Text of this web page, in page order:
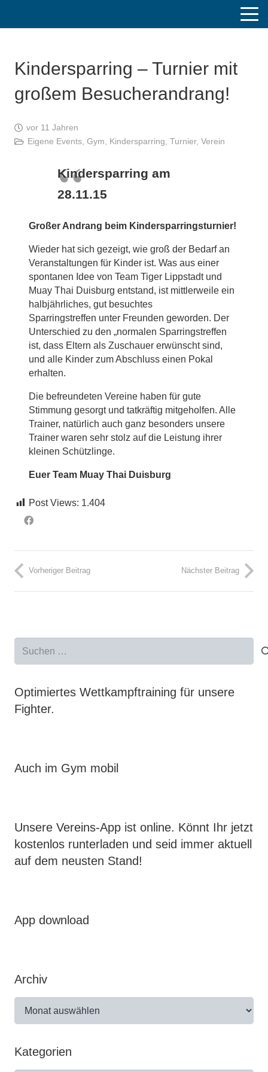
Kindersparring – Turnier mit
großem Besucherandrang!
vor 11 Jahren
Eigene Events, Gym Kindersparring Turnier, Verein
Kindersparring am
28.11.15
Großer Andrang beim Kindersparringsturnier!
Wieder hat sich gezeigt, wie groß der Bedarf an
Veranstaltungen für Kinder ist. Was aus einer
spontanen Idee von Team Tiger Lippstadt und
Muay Thai Duisburg entstand, ist mittlerweile ein
halbjährliches, gut besuchtes
Sparringstreffen unter Freunden geworden. Der
Unterschied zu den „normalen Sparringstreffen
ist, dass Eltern als Zuschauer erwünscht sind,
und alle Kinder zum Abschluss einen Pokal
erhalten.
Die befreundeten Vereine haben für gute
Stimmung gesorgt und tatkräftig mitgeholfen. Alle
Trainer, natürlich auch ganz besonders unsere
Trainer waren sehr stolz auf die Leistung ihrer
kleinen Schützlinge.
Euer Team Muay Thai Duisburg
Post Views: 1.404
Vorheriger Beitrag Nächster Beitrag
Optimiertes Wettkampftraining für unsere
Fighter.
Auch im Gym mobil
Unsere Vereins-App ist online. Könnt Ihr jetzt
kostenlos runterladen und seid immer aktuell
auf dem neusten Stand!
App download
Archiv
Kategorien